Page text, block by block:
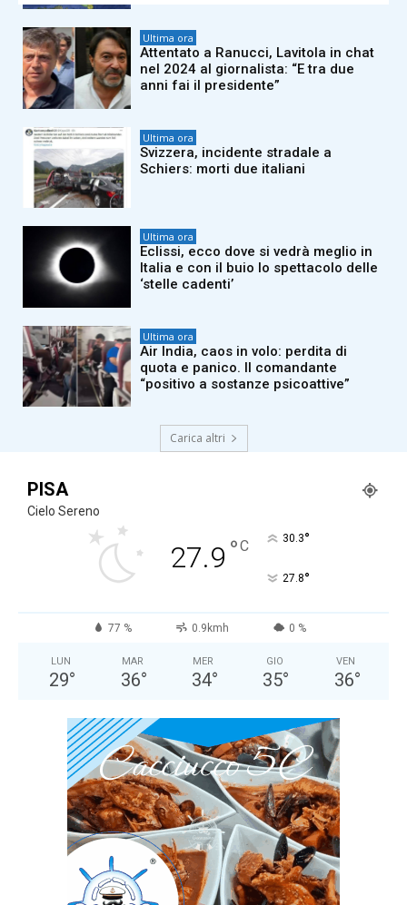
Ultima ora
Attentato a Ranucci, Lavitola in chat
nel 2024 al giornalista: “E tra due
anni fai il presidente”
Ultima ora
Svizzera, incidente stradale a
Schiers: morti due italiani
Ultima ora
Eclissi, ecco dove si vedrà meglio in
Italia e con il buio lo spettacolo delle
‘stelle cadenti’
Ultima ora
Air India, caos in volo: perdita di
quota e panico. Il comandante
“positivo a sostanze psicoattive”
Carica altri
PISA
Cielo Sereno
27.9 °C 30.3°
27.8°
77 % 0.9kmh 0 %
LUN
29°
MAR
36°
MER
34°
GIO
35°
VEN
36°